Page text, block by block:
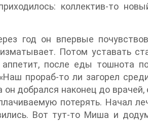
коллектив-то
год он впервые
Потом уставать
после еды тошнота
прораб-то ли загорел
добрался наконец до
потерять. Начал
Вот тут-то Миша и